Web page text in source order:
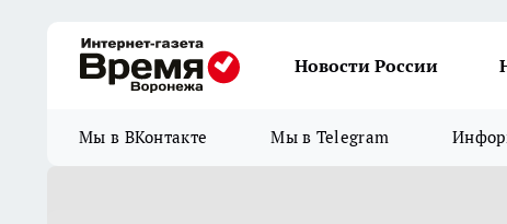
Новости России
Мы в ВКонтакте Мы в Telegram